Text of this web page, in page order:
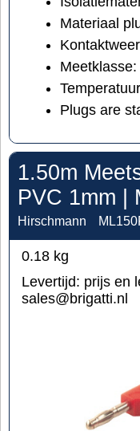
Materiaal
Meetklasse:
Plugs are
1.50m
PVC 1mm |
Hirschmann
0.18 kg
Levertijd: prijs en
sales@brigatti.nl